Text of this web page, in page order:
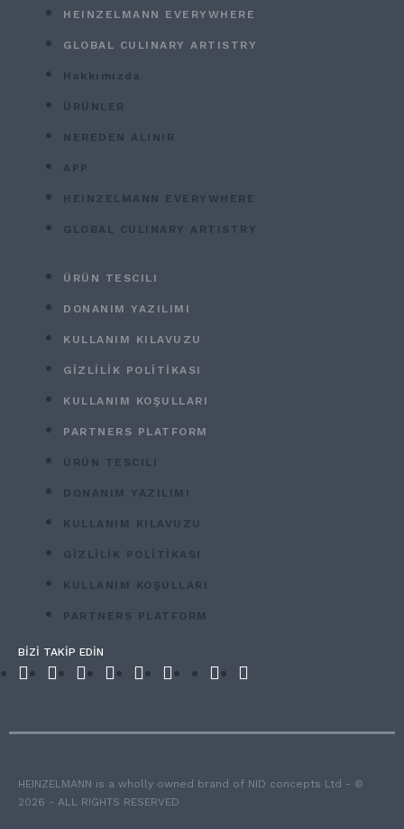
HEINZELMANN EVERYWHERE
GLOBAL CULINARY ARTISTRY
Hakkımızda
ÜRÜNLER
NEREDEN ALINIR
APP
HEINZELMANN EVERYWHERE
GLOBAL CULINARY ARTISTRY
ÜRÜN TESCILI
DONANIM YAZILIMI
KULLANIM KILAVUZU
GİZLİLİK POLİTİKASI
KULLANIM KOŞULLARI
PARTNERS PLATFORM
ÜRÜN TESCILI
DONANIM YAZILIMI
KULLANIM KILAVUZU
GİZLİLİK POLİTİKASI
KULLANIM KOŞULLARI
PARTNERS PLATFORM
BİZİ TAKİP EDİN
HEINZELMANN is a wholly owned brand of NID concepts Ltd - ©
2026 - ALL RIGHTS RESERVED